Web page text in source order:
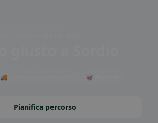
🚚 Consegna a domicilio 🥡 Asporto
Pianifica percorso